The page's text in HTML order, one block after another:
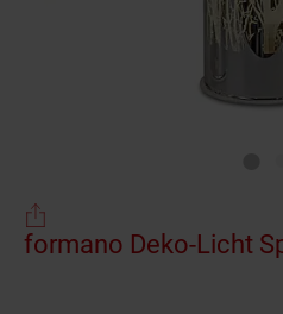
formano Deko-Licht